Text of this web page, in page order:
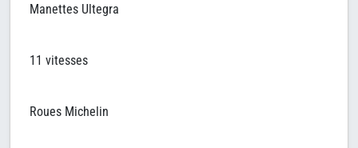
Manettes Ultegra
11 vitesses
Roues Michelin